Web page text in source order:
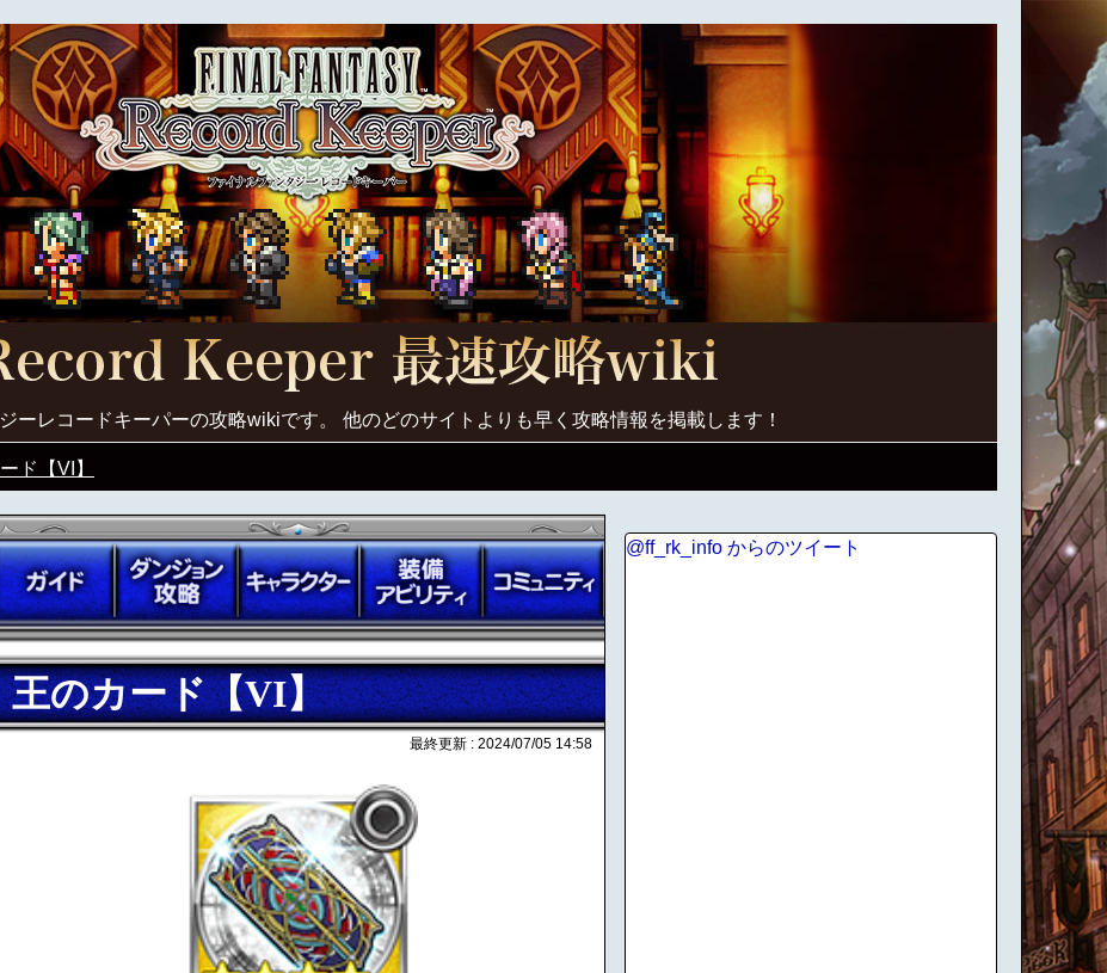
ーレコードキーパーの攻略wikiです。 他のどのサイトよりも早く攻略情報を掲載します！
ド【VI】
王のカード【VI】
最終更新 : 2024/07/05 14:58
@ff_rk_info からのツイート